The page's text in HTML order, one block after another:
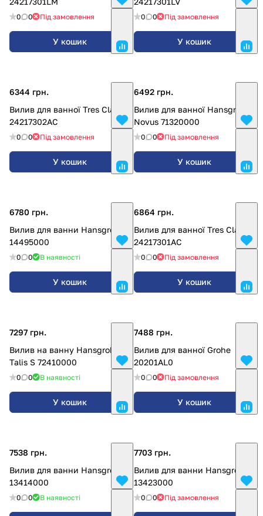
0 0 Під замовлення
У кошик
0 0 Під замовлення
У кошик
6344 грн.
Вилив для ванної Tres Clasic
24217302AC
0 0 Під замовлення
У кошик
6492 грн.
Вилив для ванної Hansgrohe
Novus 71320000
0 0 Під замовлення
У кошик
6780 грн.
Вилив для ванни Hansgrohe
14495000
0 0 В наявності
У кошик
6864 грн.
Вилив для ванної Tres Clasic
24217301AC
0 0 Під замовлення
У кошик
7297 грн.
Вилив на ванну Hansgrohe
Talis S 72410000
0 0 В наявності
У кошик
7488 грн.
Вилив для ванної Grohe
20201AL0
0 0 Під замовлення
У кошик
7538 грн.
Вилив для ванни Hansgrohe
13414000
0 0 В наявності
7703 грн.
Вилив для ванни Hansgrohe
13423000
0 0 Під замовлення